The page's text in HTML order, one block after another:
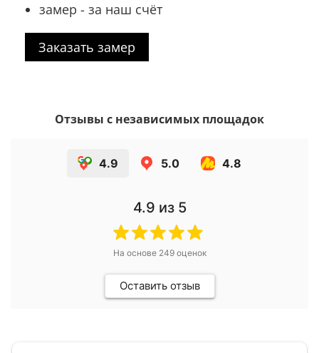
замер - за наш счёт
Заказать замер
Отзывы с независимых площадок
4.9 5.0 4.8
4.9 из 5
На основе 249оценок
Оставить отзыв